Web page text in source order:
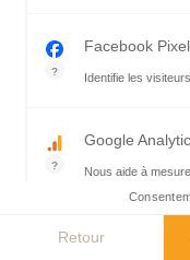
?
Facebook Pixel
Identifie les
?
Google
Nous aide à
Essentiel pour
Hotjar
Retour